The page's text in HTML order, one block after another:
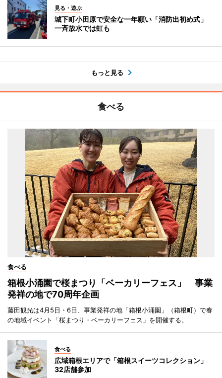
見る・遊ぶ
城下町小田原で安全な一年願い「消防出初め式」
一斉放水では虹も
もっと見る
食べる
食べる
箱根小涌園で桜まつり「ベーカリーフェス」 事業
発祥の地で70周年企画
藤田観光は4月5日・6日、事業発祥の地「箱根小涌園」（箱根町）で春
の地域イベント「桜まつり・ベーカリーフェス」を開催する。
食べる
広域箱根エリアで「箱根スイーツコレクション」
32店舗参加